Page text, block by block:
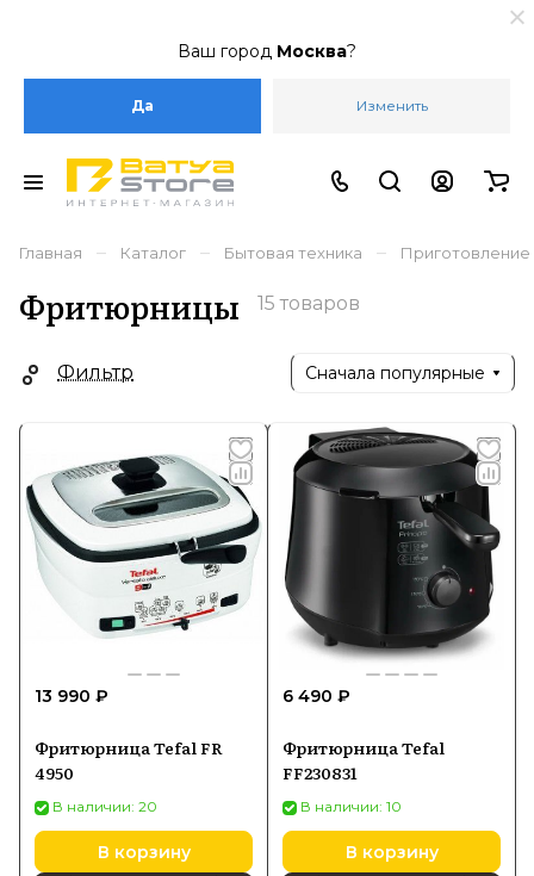
Ваш город Москва?
Да Изменить
Главная – Каталог – Бытовая техника –
Фритюрницы 15 товаров
Фильтр Сначала популярные
13 990 ₽
Фритюрница Tefal FR
4950
В наличии: 20
В корзину
6 490 ₽
Фритюрница Tefal
FF230831
В наличии: 10
В корзину